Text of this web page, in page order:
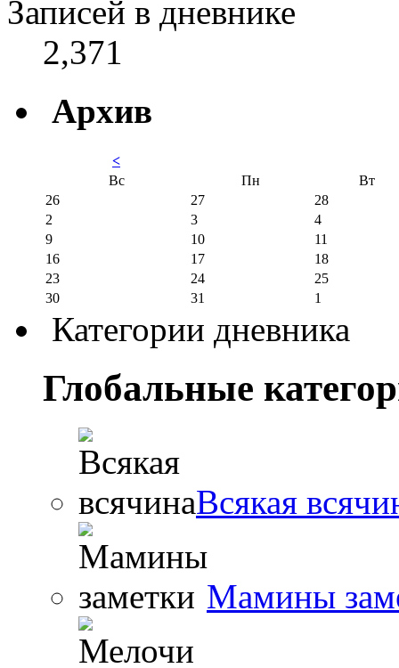
Записей в дневнике
2,371
Архив
<
Вс
Пн
Вт
26
27
28
2
3
4
9
10
11
16
17
18
23
24
25
30
31 1
Категории дневника
Глобальные
Всякая
Мамины